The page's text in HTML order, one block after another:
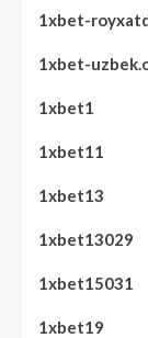
1xbet-
1xbet-
1xbet1
1xbet11
1xbet13
1xbet13029
1xbet15031
1xbet19